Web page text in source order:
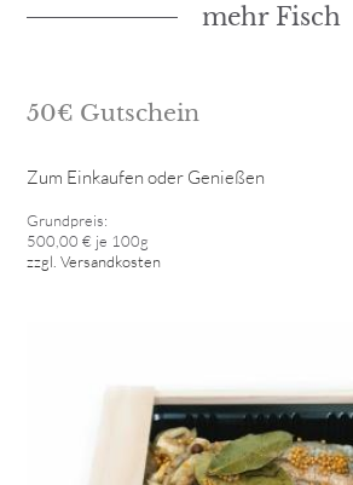
mehr Fisch
50€ Gutschein
Zum Einkaufen oder Genießen
Grundpreis:
500,00 € je 100g
zzgl. Versandkosten